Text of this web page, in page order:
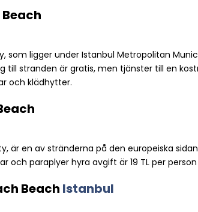
som ligger under Istanbul Metropolitan
till stranden är gratis, men tjänster till en
och klädhytter.
är en av stränderna på den europeiska
paraplyer hyra avgift är 19 TL per
Beach Istanbul